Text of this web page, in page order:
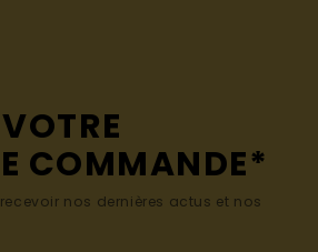
COMMANDE*
nos dernières actus et nos